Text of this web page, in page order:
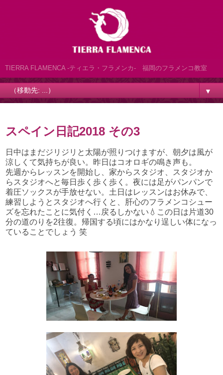
TIERRA FLAMENCA -ティエラ・フラメンカ- 福岡のフラメンコ教室
▼
スペイン日記2018 その3
日中はまだジリジリと太陽が照りつけますが、朝夕は風が
涼しくて気持ちが良い。昨日はコオロギの鳴き声も。
先週からレッスンを開始し、家からスタジオ、スタジオか
らスタジオへと毎日歩く歩く歩く。夜には足がパンパンで
着圧ソックスが手放せない。土日はレッスンはお休みで、
練習しようとスタジオへ行くと、肝心のフラメンコシュー
ズを忘れたことに気付く…戻るしかない💧この日は片道30
分の道のりを2往復。帰国する頃にはかなり逞しい体になっ
ていることでしょう 笑